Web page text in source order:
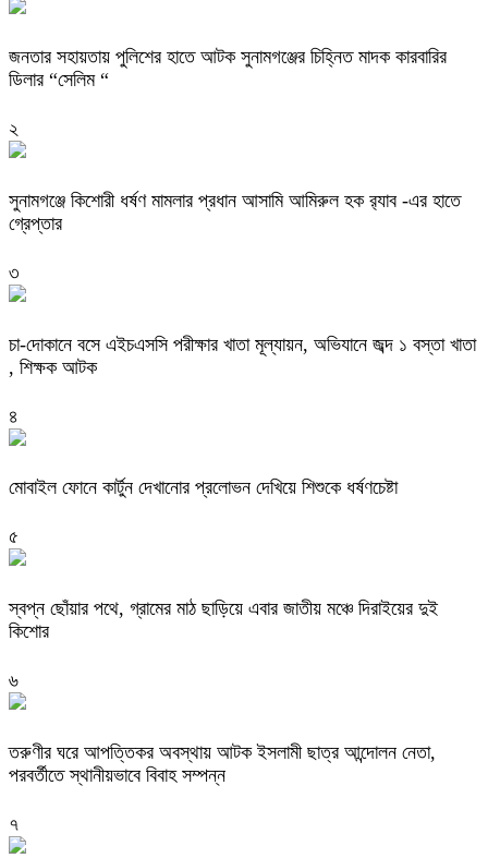
জনতার সহায়তায় পুলিশের হাতে আটক সুনামগঞ্জের চিহ্নিত মাদক কারবারির
ডিলার “সেলিম “
২
‎সুনামগঞ্জে কিশোরী ধর্ষণ মামলার প্রধান আসামি আমিরুল হক র‌্যাব -এর হাতে
গ্রেপ্তার
৩
চা-দোকানে বসে এইচএসসি পরীক্ষার খাতা মূল্যায়ন, অভিযানে জব্দ ১ বস্তা খাতা
, শিক্ষক আটক
৪
মোবাইল ফোনে কার্টুন দেখানোর প্রলোভন দেখিয়ে শিশুকে ধর্ষণচেষ্টা
৫
স্বপ্ন ছোঁয়ার পথে, গ্রামের মাঠ ছাড়িয়ে এবার জাতীয় মঞ্চে দিরাইয়ের দুই
কিশোর
৬
তরুণীর ঘরে আপত্তিকর অবস্থায় আটক ইসলামী ছাত্র আন্দোলন নেতা,
পরবর্তীতে স্থানীয়ভাবে বিবাহ সম্পন্ন
৭